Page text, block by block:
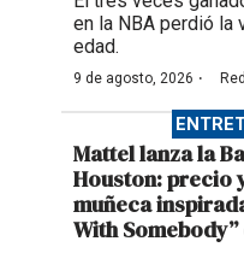
en la NBA perdió la
edad.
9 de agosto, 2026 ·
Mattel lanza la
Houston: precio
muñeca
With